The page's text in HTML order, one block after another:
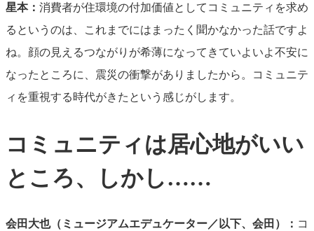
星本： 消費者が住環境の付加価値としてコミュニティを求め
るというのは、これまでにはまったく聞かなかった話ですよ
ね。顔の見えるつながりが希薄になってきていよいよ不安に
なったところに、震災の衝撃がありましたから。コミュニテ
ィを重視する時代がきたという感じがします。
コミュニティは居心地がいい
ところ、しかし……
会田大也（ミュージアムエデュケーター／以下、会田）： コ